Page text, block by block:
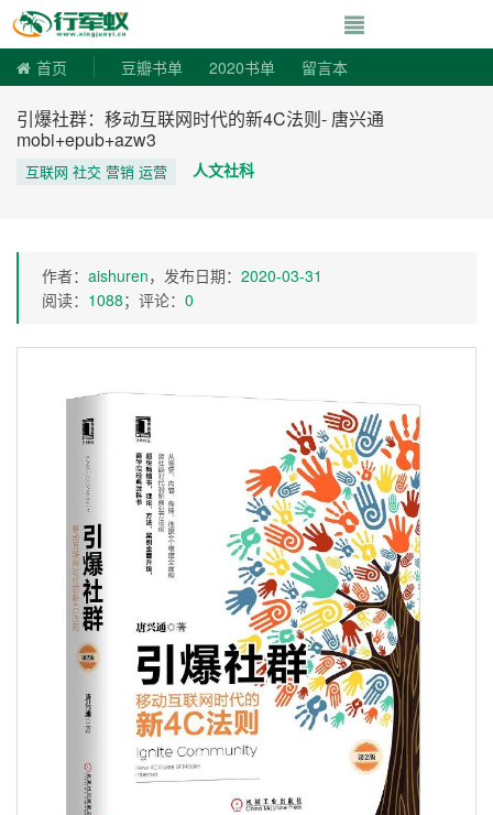
寻书令|走向自
首页 豆瓣书单 2020书单 留言本
引爆社群：移动互联网时代的新4C法则- 唐兴通
mobi+epub+azw3
互联网 社交 营销 运营 人文社科
作者： aishuren，发布日期： 2020-03-31
阅读： 1088；评论： 0